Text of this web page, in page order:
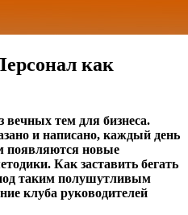
как
вечных тем для бизнеса.
и написано, каждый день
появляются новые
Как заставить бегать
таким полушутливым
клуба руководителей